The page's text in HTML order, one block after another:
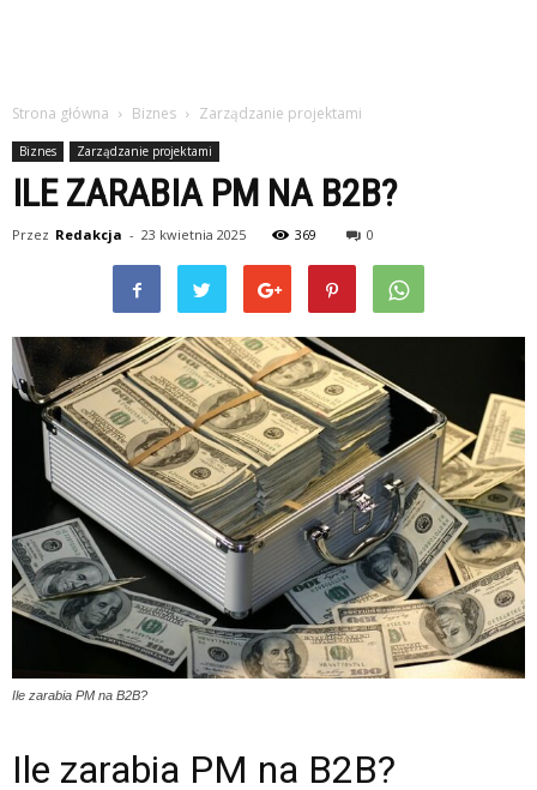
Strona główna Biznes Zarządzanie projektami
Biznes Zarządzanie projektami
ILE ZARABIA PM NA B2B?
Przez Redakcja - 23 kwietnia 2025 369 0
Ile zarabia PM na B2B?
Ile zarabia PM na B2B?